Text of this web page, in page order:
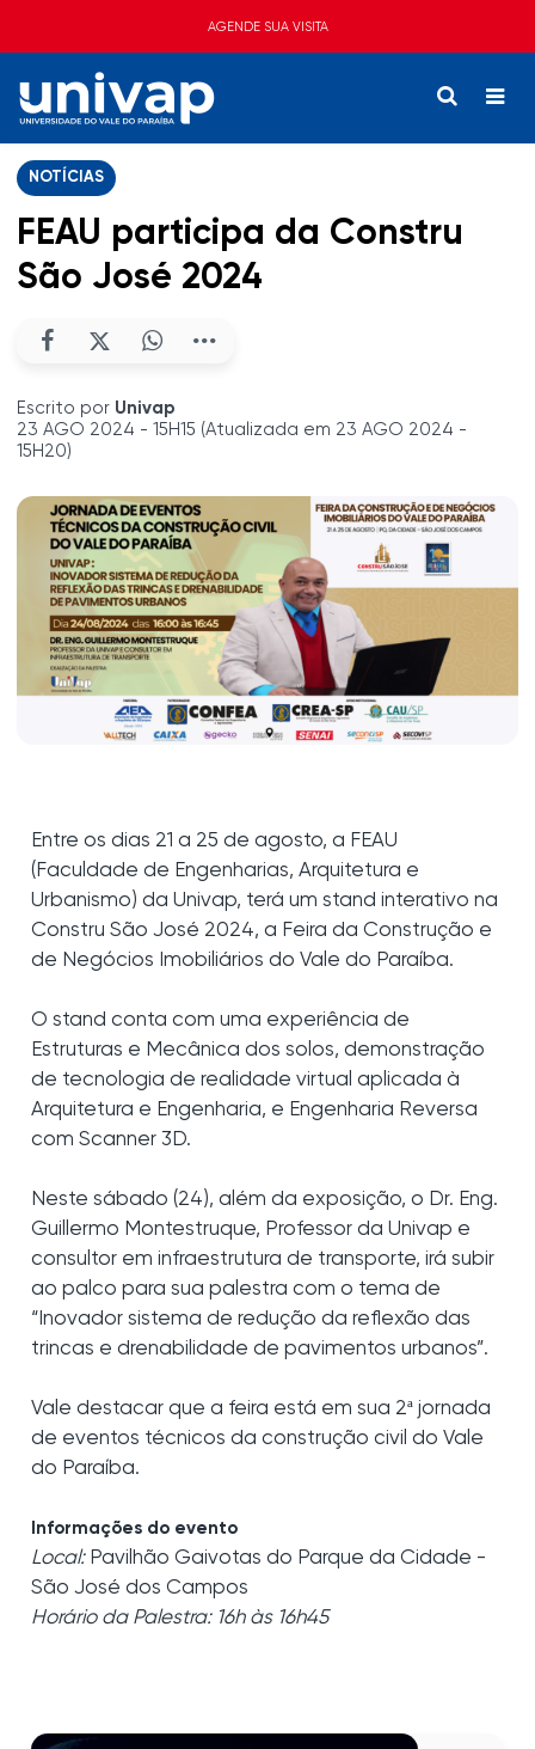
AGENDE SUA VISITA
NOTÍCIAS
FEAU participa da Constru
São José 2024
Escrito por Univap
23 AGO 2024 - 15H15 (Atualizada em 23 AGO 2024 -
15H20)
Entre os dias 21 a 25 de agosto, a FEAU
(Faculdade de Engenharias, Arquitetura e
Urbanismo) da Univap, terá um stand interativo na
Constru São José 2024, a Feira da Construção e
de Negócios Imobiliários do Vale do Paraíba.
O stand conta com uma experiência de
Estruturas e Mecânica dos solos, demonstração
de tecnologia de realidade virtual aplicada à
Arquitetura e Engenharia, e Engenharia Reversa
com Scanner 3D.
Neste sábado (24), além da exposição, o Dr. Eng.
Guillermo Montestruque, Professor da Univap e
consultor em infraestrutura de transporte, irá subir
ao palco para sua palestra com o tema de
“Inovador sistema de redução da reflexão das
trincas e drenabilidade de pavimentos urbanos”.
Vale destacar que a feira está em sua 2ª jornada
de eventos técnicos da construção civil do Vale
do Paraíba.
Informações do evento
Local:Pavilhão Gaivotas do Parque da Cidade -
São José dos Campos
Horário da Palestra: 16h às 16h45